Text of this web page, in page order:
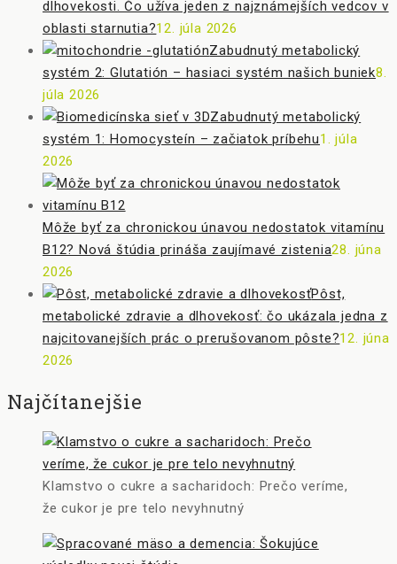
dlhovekosti. Čo užíva jeden z najznámejších vedcov v
oblasti starnutia?12. júla 2026
Zabudnutý metabolický
systém 2: Glutatión – hasiaci systém našich buniek8.
júla 2026
Zabudnutý metabolický
systém 1: Homocysteín – začiatok príbehu1. júla
2026
Môže byť za chronickou únavou nedostatok vitamínu
B12? Nová štúdia prináša zaujímavé zistenia28. júna
2026
Pôst,
metabolické zdravie a dlhovekosť: čo ukázala jedna z
najcitovanejších prác o prerušovanom pôste?12. júna
2026
Najčítanejšie
Klamstvo o cukre a sacharidoch: Prečo veríme,
že cukor je pre telo nevyhnutný